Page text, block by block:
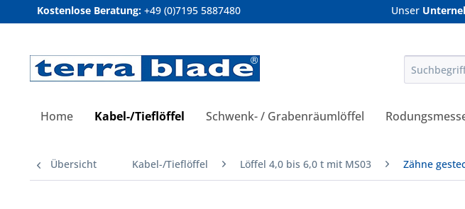
Kostenlose Beratung: +49 (0)7195 5887480 Unser
Home Kabel-/Tieflöffel Schwenk- / Grabenräumlöffel
Übersicht Kabel-/Tieflöffel Löffel 4,0 bis 6,0 t mit MS03 Zähne